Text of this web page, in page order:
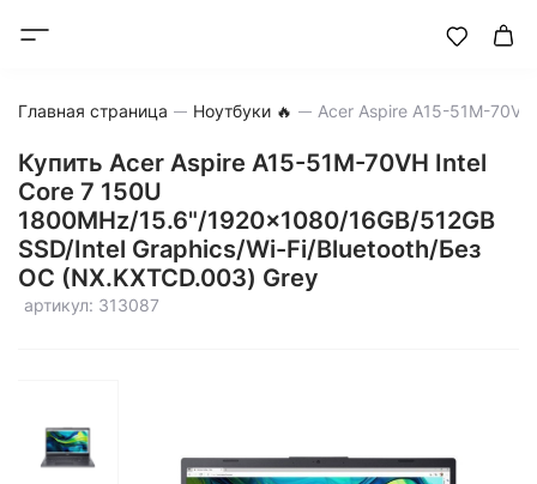
Главная страница Ноутбуки 🔥
Купить Acer Aspire A15-51M-70VH Intel
Core 7 150U
1800MHz/15.6"/1920x1080/16GB/512GB
SSD/Intel Graphics/Wi-Fi/Bluetooth/Без
ОС (NX.KXTCD.003) Grey
артикул: 313087